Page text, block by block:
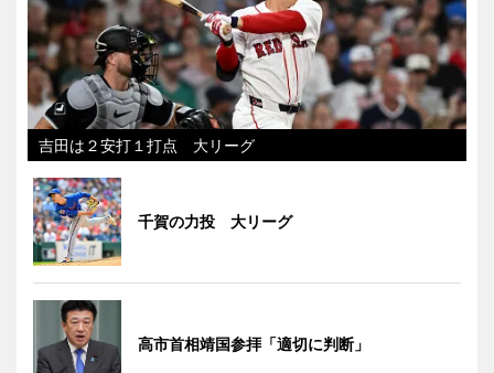
吉田は２安打１打点 大リーグ
千賀の力投 大リーグ
高市首相靖国参拝「適切に判断」